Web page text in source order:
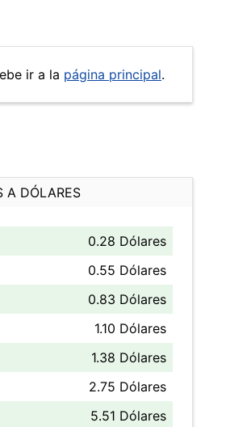
ir a la página principal.
A DÓLARES
0.28 Dólares
0.55 Dólares
0.83 Dólares
1.10 Dólares
1.38 Dólares
2.75 Dólares
5.51 Dólares